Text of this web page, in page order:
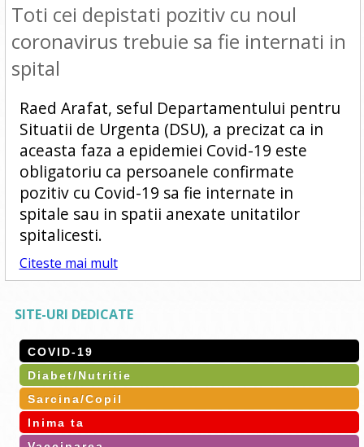
Toti cei depistati pozitiv cu noul
coronavirus trebuie sa fie internati in
spital
Raed Arafat, seful Departamentului pentru
Situatii de Urgenta (DSU), a precizat ca in
aceasta faza a epidemiei Covid-19 este
obligatoriu ca persoanele confirmate
pozitiv cu Covid-19 sa fie internate in
spitale sau in spatii anexate unitatilor
spitalicesti.
Citeste mai mult
SITE-URI DEDICATE
COVID-19
Diabet/Nutritie
Sarcina/Copil
Inima ta